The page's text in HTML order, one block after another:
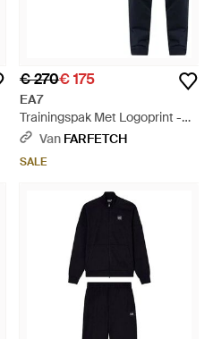
€ 270€ 175
EA7
Trainingspak Met Logoprint -
Blauw
Van FARFETCH
SALE